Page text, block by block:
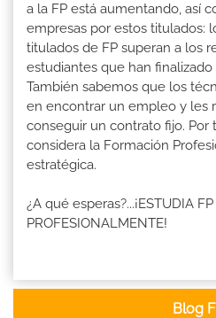
a la FP está aumentando, así
empresas por estos titulados:
titulados de FP superan a los
estudiantes que han
También sabemos que los
en encontrar un empleo y les
conseguir un contrato fijo. Por
considera la Formación
estratégica.
¿A qué esperas?...¡ESTUDIA
PROFESIONALMENTE!
Blog